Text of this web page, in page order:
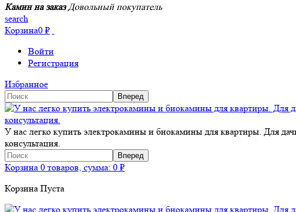
Камин на заказ Довольный покупатель
search
Корзина0 ₽
Войти
Регистрация
Избранное
У нас легко купить электрокамины и биокамины для квартиры. Для
консультация.
Корзина 0 товаров, сумма: 0 ₽
Корзина Пуста